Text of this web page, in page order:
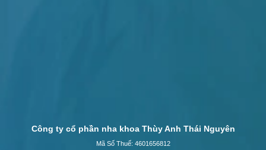
Công ty cổ phần nha khoa Thùy Anh Thái Nguyên
Mã Số Thuế: 4601656812